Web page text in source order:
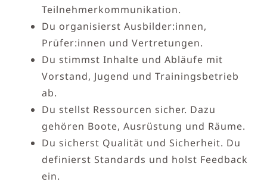
Teilnehmerkommunikation.
Du organisierst Ausbilder:innen,
Prüfer:innen und Vertretungen.
Du stimmst Inhalte und Abläufe mit
Vorstand, Jugend und Trainingsbetrieb
ab.
Du stellst Ressourcen sicher. Dazu
gehören Boote, Ausrüstung und Räume.
Du sicherst Qualität und Sicherheit. Du
definierst Standards und holst Feedback
ein.